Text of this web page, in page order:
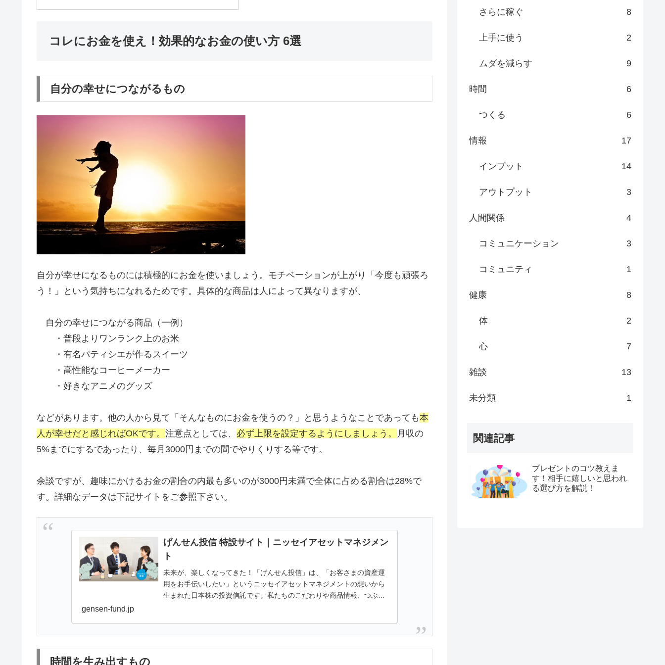
コレにお金を使え！効果的なお金の使い方 6選
自分の幸せにつながるもの
自分が幸せになるものには積極的にお金を使いましょう。モチベーションが上がり「今度も頑張ろ
う！」という気持ちになれるためです。具体的な商品は人によって異なりますが、
自分の幸せにつながる商品（一例）
・普段よりワンランク上のお米
・有名パティシエが作るスイーツ
・高性能なコーヒーメーカー
・好きなアニメのグッズ
などがあります。他の人から見て「そんなものにお金を使うの？」と思うようなことであっても本
人が幸せだと感じればOKです。 注意点としては、 必ず上限を設定するようにしましょう。
月収の
5%までにするであったり、毎月3000円までの間でやりくりする等です。
余談ですが、趣味にかけるお金の割合の内最も多いのが3000円未満で全体に占める割合は28%で
す。詳細なデータは下記サイトをご参照下さい。
げんせん投信 特設サイト｜ニッセイアセットマネジメン
ト
未来が、楽しくなってきた！「げんせん投信」は、「お客さまの資産運
用をお手伝いしたい」というニッセイアセットマネジメントの想いから
生まれた日本株の投資信託です。私たちのこだわりや商品情報、つぶや
gensen-fund.jp
時間を生み出すもの
さらに稼ぐ 8
上手に使う 2
ムダを減らす 9
時間 6
つくる 6
情報 17
インプット 14
アウトプット 3
人間関係 4
コミュニケーション 3
コミュニティ 1
健康 8
体 2
心 7
雑談 13
未分類 1
関連記事
プレゼントのコツ教えま
す！相手に嬉しいと思われ
る選び方を解説！